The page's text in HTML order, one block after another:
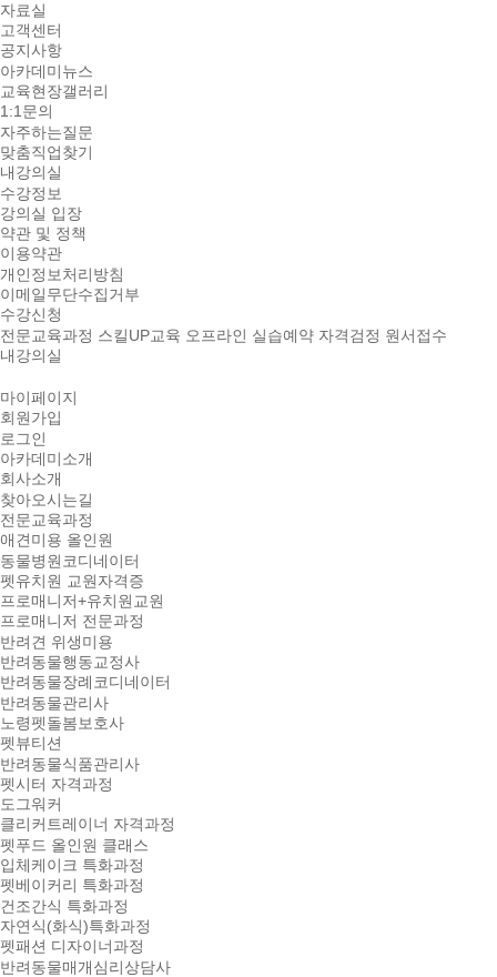
자료실
고객센터
공지사항
아카데미뉴스
교육현장갤러리
1:1문의
자주하는질문
맞춤직업찾기
내강의실
수강정보
강의실 입장
약관 및 정책
이용약관
개인정보처리방침
이메일무단수집거부
수강신청
전문교육과정 스킬UP교육 오프라인 실습예약 자격검정 원서접수
내강의실
마이페이지
회원가입
로그인
아카데미소개
회사소개
찾아오시는길
전문교육과정
애견미용 올인원
동물병원코디네이터
펫유치원 교원자격증
프로매니저+유치원교원
프로매니저 전문과정
반려견 위생미용
반려동물행동교정사
반려동물장례코디네이터
반려동물관리사
노령펫돌봄보호사
펫뷰티션
반려동물식품관리사
펫시터 자격과정
도그워커
클리커트레이너 자격과정
펫푸드 올인원 클래스
입체케이크 특화과정
펫베이커리 특화과정
건조간식 특화과정
자연식(화식)특화과정
펫패션 디자이너과정
반려동물매개심리상담사